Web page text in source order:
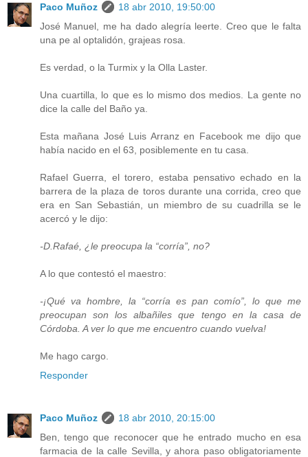
Paco Muñoz
18 abr 2010, 19:50:00
José Manuel, me ha dado alegría leerte. Creo que le falta
una pe al optalidón, grajeas rosa.
Es verdad, o la Turmix y la Olla Laster.
Una cuartilla, lo que es lo mismo dos medios. La gente no
dice la calle del Baño ya.
Esta mañana José Luis Arranz en Facebook me dijo que
había nacido en el 63, posiblemente en tu casa.
Rafael Guerra, el torero, estaba pensativo echado en la
barrera de la plaza de toros durante una corrida, creo que
era en San Sebastián, un miembro de su cuadrilla se le
acercó y le dijo:
-D.Rafaé, ¿le preocupa la “corría”, no?
A lo que contestó el maestro:
-¡Qué va hombre, la “corría es pan comío”, lo que me
preocupan son los albañiles que tengo en la casa de
Córdoba. A ver lo que me encuentro cuando vuelva!
Me hago cargo.
Responder
Paco Muñoz
18 abr 2010, 20:15:00
Ben, tengo que reconocer que he entrado mucho en esa
farmacia de la calle Sevilla, y ahora paso obligatoriamente